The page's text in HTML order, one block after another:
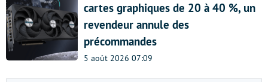
cartes graphiques de 20 à 40 %, un
revendeur annule des
précommandes
5 août 2026 07:09